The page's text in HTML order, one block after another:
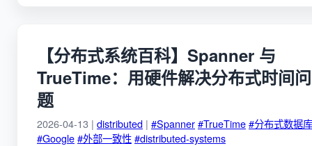
【分布式系统百科】Spanner 与
TrueTime：用硬件解决分布式时间问
题
2026-04-13 | distributed | #Spanner#TrueTime#分布式数据库
#Google#外部一致性#distributed-systems